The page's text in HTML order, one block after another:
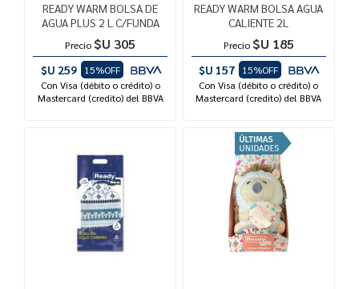
READY WARM BOLSA DE
AGUA PLUS 2 L C/FUNDA
Precio $U 305
$U 259
15%OFF
Con Visa (débito o crédito) o
Mastercard (credito) del BBVA
READY WARM BOLSA AGUA
CALIENTE 2L
Precio $U 185
$U 157
15%OFF
Con Visa (débito o crédito) o
Mastercard (credito) del BBVA